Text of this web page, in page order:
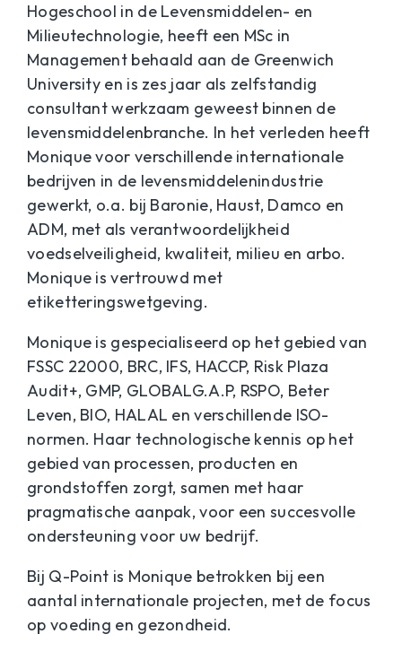
Hogeschool in de Levensmiddelen- en
Milieutechnologie, heeft een MSc in
Management behaald aan de Greenwich
University en is zes jaar als zelfstandig
consultant werkzaam geweest binnen de
levensmiddelenbranche. In het verleden heeft
Monique voor verschillende internationale
bedrijven in de levensmiddelenindustrie
gewerkt, o.a. bij Baronie, Haust, Damco en
ADM, met als verantwoordelijkheid
voedselveiligheid, kwaliteit, milieu en arbo.
Monique is vertrouwd met
etiketteringswetgeving.
Monique is gespecialiseerd op het gebied van
FSSC 22000, BRC, IFS, HACCP, Risk Plaza
Audit+, GMP, GLOBALG.A.P, RSPO, Beter
Leven, BIO, HALAL en verschillende ISO-
normen. Haar technologische kennis op het
gebied van processen, producten en
grondstoffen zorgt, samen met haar
pragmatische aanpak, voor een succesvolle
ondersteuning voor uw bedrijf.
Bij Q-Point is Monique betrokken bij een
aantal internationale projecten, met de focus
op voeding en gezondheid.